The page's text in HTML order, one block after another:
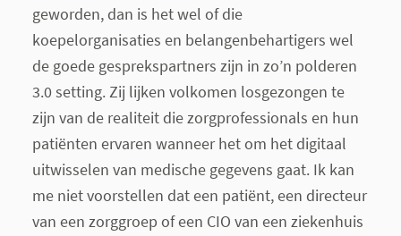
geworden, dan is het wel of die
koepelorganisaties en belangenbehartigers wel
de goede gesprekspartners zijn in zo’n polderen
3.0 setting. Zij lijken volkomen losgezongen te
zijn van de realiteit die zorgprofessionals en hun
patiënten ervaren wanneer het om het digitaal
uitwisselen van medische gegevens gaat. Ik kan
me niet voorstellen dat een patiënt, een directeur
van een zorggroep of een CIO van een ziekenhuis